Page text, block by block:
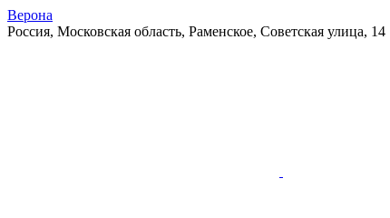
Верона
Россия, Московская область, Раменское, Советская улица, 14